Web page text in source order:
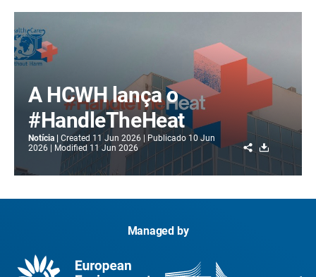
A HCWH lança o
#HandleTheHeat
Notícia Created 11 Jun 2026 Publicado 10 Jun
2026
Modified 11 Jun 2026 ShareDownload
Managed by